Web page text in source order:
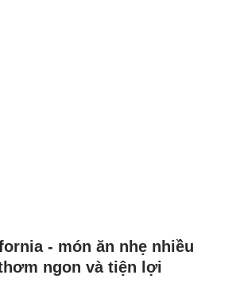
- món ăn nhẹ nhiều
ngon và tiện lợi